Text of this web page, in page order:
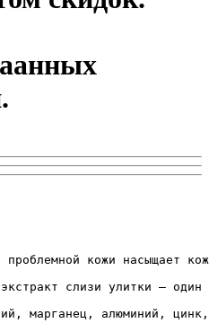
кожи насыщает
слизи улитки –
марганец, алюминий,